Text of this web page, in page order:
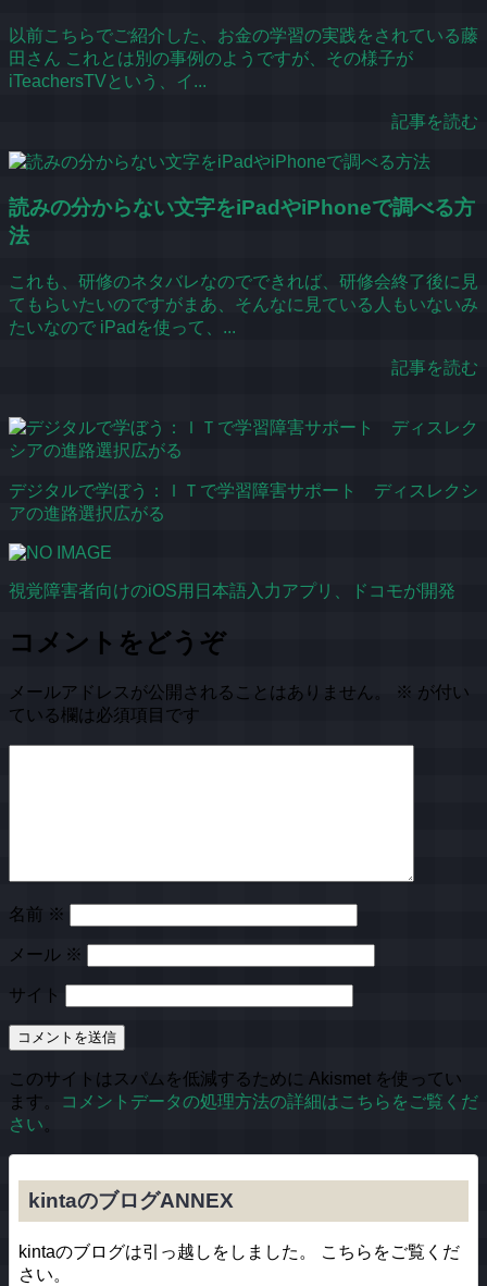
以前こちらでご紹介した、お金の学習の実践をされている藤
田さん これとは別の事例のようですが、その様子が
iTeachersTVという、イ...
記事を読む
読みの分からない文字をiPadやiPhoneで調べる方
法
これも、研修のネタバレなのでできれば、研修会終了後に見
てもらいたいのですがまあ、そんなに見ている人もいないみ
たいなので iPadを使って、...
記事を読む
デジタルで学ぼう：ＩＴで学習障害サポート ディスレクシ
アの進路選択広がる
視覚障害者向けのiOS用日本語入力アプリ、ドコモが開発
コメントをどうぞ
メールアドレスが公開されることはありません。 ※ が付い
ている欄は必須項目です
名前 ※
メール ※
サイト
このサイトはスパムを低減するために Akismet を使ってい
ます。
コメントデータの処理方法の詳細はこちらをご覧くだ
さい 。
kintaのブログANNEX
kintaのブログは引っ越しをしました。 こちらをご覧くだ
さい。